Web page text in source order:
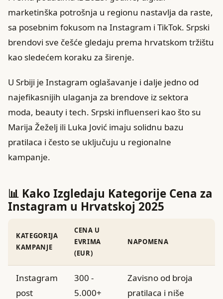
marketinška potrošnja u regionu nastavlja da raste,
sa posebnim fokusom na Instagram i TikTok. Srpski
brendovi sve češće gledaju prema hrvatskom tržištu
kao sledećem koraku za širenje.
U Srbiji je Instagram oglašavanje i dalje jedno od
najefikasnijih ulaganja za brendove iz sektora
moda, beauty i tech. Srpski influenseri kao što su
Marija Žeželj ili Luka Jović imaju solidnu bazu
pratilaca i često se uključuju u regionalne
kampanje.
📊 Kako Izgledaju Kategorije Cena za
Instagram u Hrvatskoj 2025
KATEGORIJA
KAMPANJE
CENA U
EVRIMA
(EUR)
NAPOMENA
Instagram
post
300 -
5.000+
Zavisno od broja
pratilaca i niše